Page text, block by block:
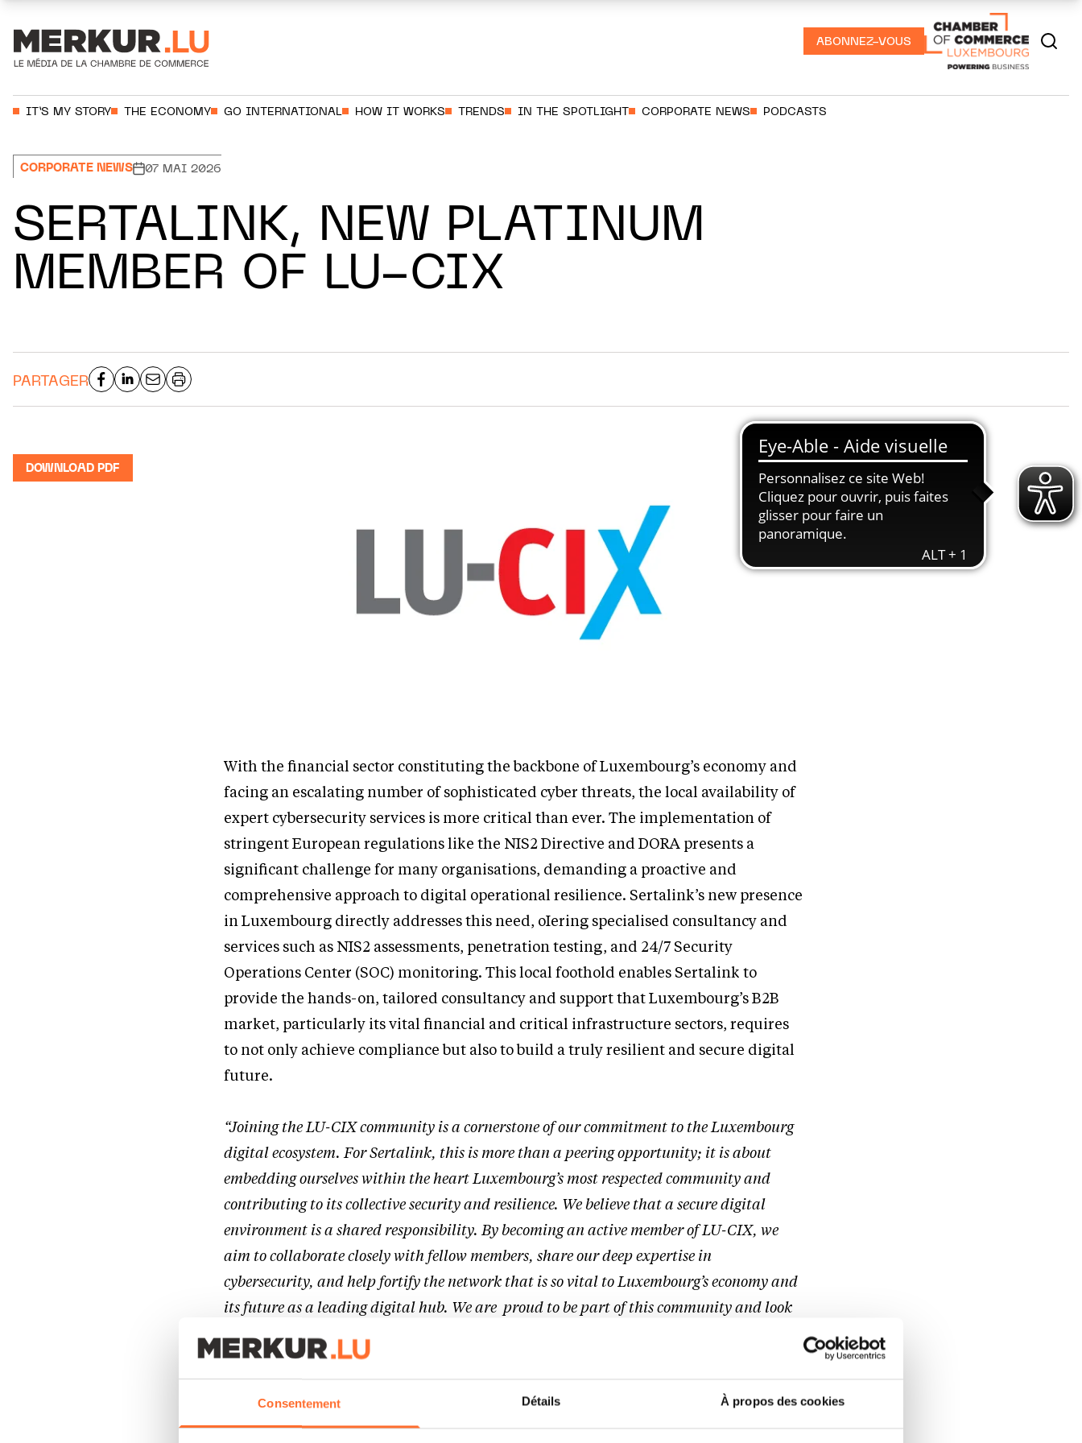
Consentement Détails À propos des cookies
ABONNEZ-VOUS
IT’S MY STORY THE ECONOMY GO INTERNATIONAL HOW IT WORKS TRENDS IN THE SPOTLIGHT CORPORATE NEWS PODCASTS
CORPORATE NEWS 07 MAI 2026
SERTALINK, NEW PLATINUM
MEMBER OF LU-CIX
PARTAGER
DOWNLOAD PDF
With the financial sector constituting the backbone of Luxembourg’s economy and
facing an escalating number of sophisticated cyber threats, the local availability of
expert cybersecurity services is more critical than ever. The implementation of
stringent European regulations like the NIS2 Directive and DORA presents a
significant challenge for many organisations, demanding a proactive and
comprehensive approach to digital operational resilience. Sertalink’s new presence
in Luxembourg directly addresses this need, oIering specialised consultancy and
services such as NIS2 assessments, penetration testing, and 24/7 Security
Operations Center (SOC) monitoring. This local foothold enables Sertalink to
provide the hands-on, tailored consultancy and support that Luxembourg’s B2B
market, particularly its vital financial and critical infrastructure sectors, requires
to not only achieve compliance but also to build a truly resilient and secure digital
future.
“Joining the LU-CIX community is a cornerstone of our commitment to the Luxembourg
digital ecosystem. For Sertalink, this is more than a peering opportunity; it is about
embedding ourselves within the heart Luxembourg’s most respected community and
contributing to its collective security and resilience. We believe that a secure digital
environment is a shared responsibility. By becoming an active member of LU-CIX, we
aim to collaborate closely with fellow members, share our deep expertise in
cybersecurity, and help fortify the network that is so vital to Luxembourg’s economy and
its future as a leading digital hub. We are proud to be part of this community and look
forward to building a more secure and trusted digital space together”
Ourtani, Sertalink’s CEO.
“Sertalink is a Cybersecurity expert specialized in helping build resilient organisations